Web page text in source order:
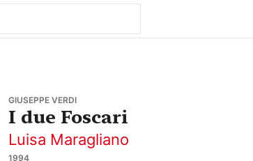
GIUSEPPE VERDI
I due Foscari
Luisa Maragliano
1994